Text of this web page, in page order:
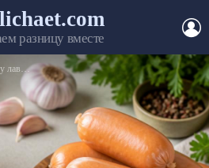
разницу вместе